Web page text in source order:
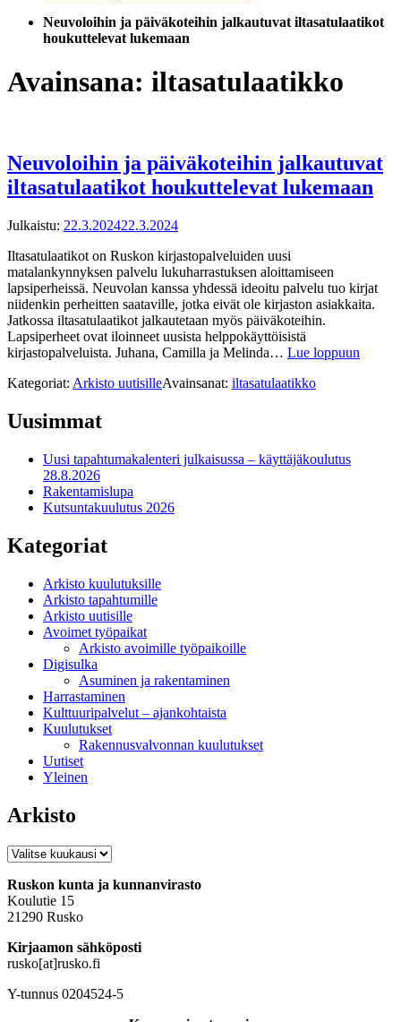
Neuvoloihin ja päiväkoteihin jalkautuvat iltasatulaatikot
houkuttelevat lukemaan
Avainsana: iltasatulaatikko
Neuvoloihin ja päiväkoteihin jalkautuvat
iltasatulaatikot houkuttelevat lukemaan
Julkaistu: 22.3.202422.3.2024
Iltasatulaatikot on Ruskon kirjastopalveluiden uusi
matalankynnyksen palvelu lukuharrastuksen aloittamiseen
lapsiperheissä. Neuvolan kanssa yhdessä ideoitu palvelu tuo kirjat
niidenkin perheitten saataville, jotka eivät ole kirjaston asiakkaita.
Jatkossa iltasatulaatikot jalkautetaan myös päiväkoteihin.
Lapsiperheet ovat iloinneet uusista helppokäyttöisistä
kirjastopalveluista. Juhana, Camilla ja Melinda… Lue loppuun
Kategoriat: Arkisto uutisilleAvainsanat: iltasatulaatikko
Uusimmat
Uusi tapahtumakalenteri julkaisussa – käyttäjäkoulutus
28.8.2026
Rakentamislupa
Kutsuntakuulutus 2026
Kategoriat
Arkisto kuulutuksille
Arkisto tapahtumille
Arkisto uutisille
Avoimet työpaikat
Arkisto avoimille työpaikoille
Digisulka
Asuminen ja rakentaminen
Harrastaminen
Kulttuuripalvelut – ajankohtaista
Kuulutukset
Rakennusvalvonnan kuulutukset
Uutiset
Yleinen
Arkisto
Arkisto
Ruskon kunta ja kunnanvirasto
Koulutie 15
21290 Rusko
Kirjaamon sähköposti
rusko[at]rusko.fi
Y-tunnus 0204524-5